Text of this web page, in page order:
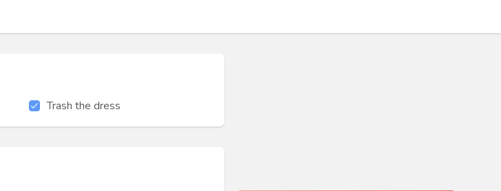
Trash the dress